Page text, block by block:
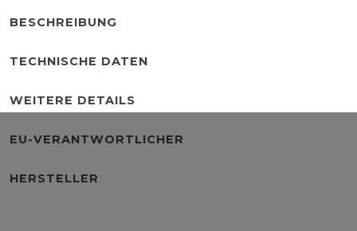
BESCHREIBUNG
TECHNISCHE DATEN
WEITERE DETAILS
EU-VERANTWORTLICHER
HERSTELLER